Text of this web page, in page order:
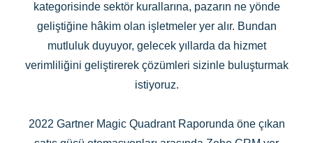
kategorisinde sektör kurallarına, pazarın ne yönde
geliştiğine hâkim olan işletmeler yer alır. Bundan
mutluluk duyuyor, gelecek yıllarda da hizmet
verimliliğini geliştirerek çözümleri sizinle buluşturmak
istiyoruz.
2022 Gartner Magic Quadrant Raporunda öne çıkan